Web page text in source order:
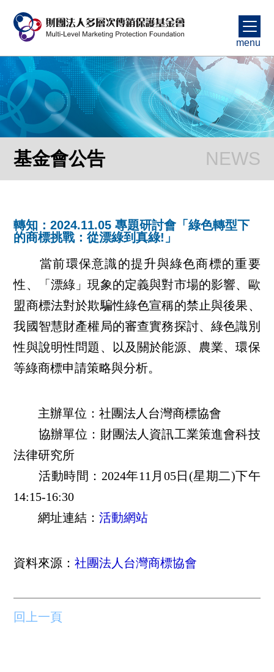
menu
基金會公告
轉知：2024.11.05 專題研討會「綠色轉型下
的商標挑戰：從漂綠到真綠!」
當前環保意識的提升與綠色商標的重要
性、「漂綠」現象的定義與對市場的影響、歐
盟商標法對於欺騙性綠色宣稱的禁止與後果、
我國智慧財產權局的審查實務探討、綠色識別
性與說明性問題、以及關於能源、農業、環保
等綠商標申請策略與分析。
主辦單位：社團法人台灣商標協會
協辦單位：財團法人資訊工業策進會科技
法律研究所
活動時間：2024年11月05日(星期二)下午
14:15-16:30
網址連結：活動網站
資料來源：社團法人台灣商標協會
回上一頁